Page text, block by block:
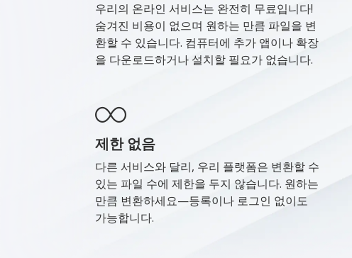
우리의 온라인 서비스는 완전히 무료입니다!
숨겨진 비용이 없으며 원하는 만큼 파일을 변
환할 수 있습니다. 컴퓨터에 추가 앱이나 확장
을 다운로드하거나 설치할 필요가 없습니다.
제한 없음
다른 서비스와 달리, 우리 플랫폼은 변환할 수
있는 파일 수에 제한을 두지 않습니다. 원하는
만큼 변환하세요—등록이나 로그인 없이도
가능합니다.